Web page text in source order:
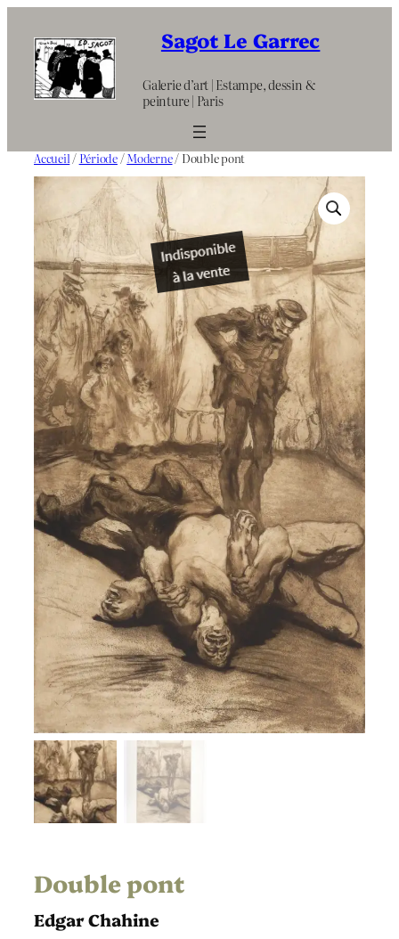
contenu
Sagot Le Garrec
Galerie d’art | Estampe, dessin &
peinture | Paris
Accueil / Période/Moderne/ Double pont
Double pont
Edgar Chahine